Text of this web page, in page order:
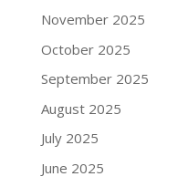
November 2025
October 2025
September 2025
August 2025
July 2025
June 2025